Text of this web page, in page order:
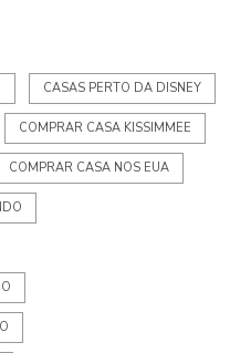
CASAS PERTO DA DISNEY
COMPRAR CASA KISSIMMEE
COMPRAR CASA NOS EUA